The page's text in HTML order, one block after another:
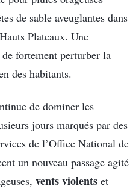
de sable aveuglantes dans
Plateaux. Une
fortement perturber la
des habitants.
de dominer les
jours marqués par des
de l’Office National de
un nouveau passage agité
vents violents et